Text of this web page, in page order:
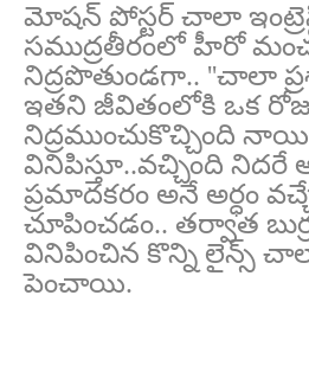
మోషన్ పోస్టర్ చాలా
సముద్రతీరంలో హీరో
నిద్రపొతుండగా.. ''చాలా
ఇతని జీవితంలోకి ఒక
నిద్రముంచుకొచ్చింది
వినిపిస్తూ..వచ్చింది
ప్రమాదకరం అనే అర్ధం
చూపించడం.. తర్వాత
వినిపించిన కొన్ని లైన్స్
పెంచాయి.